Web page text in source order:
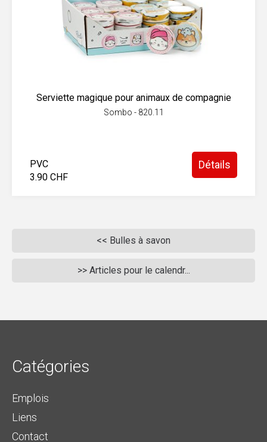
Serviette magique pour animaux de compagnie
Sombo - 820.11
PVC
3.90 CHF
Détails
<< Bulles à savon
>> Articles pour le calendr...
Catégories
Emplois
Liens
Contact